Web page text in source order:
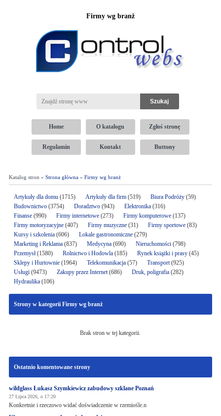
Firmy wg branż
Home O katalogu Zgłoś stronę
Regulamin Kontakt Buttony
Katalog stron » Strona główna» Firmy wg branż
Artykuły dla domu(1715) Artykuły dla firm(519) Biura Podróży(59)
Budownictwo(3754) Doradztwo(943) Elektronika (316)
Finanse(990) Firmy internetowe (273) Firmy komputerowe(137)
Firmy motoryzacyjne(407) Firmy muzyczne(31) Firmy sportowe(83)
Kursy i szkolenia(606) Lokale gastronomiczne(279)
Marketing i Reklama(837) Medycyna(690) Nieruchomości(798)
Przemysł(1580) Rolnictwo i Hodowla(185) Rynek książki i prasy(45)
Sklepy i Hurtownie(1964) Telekomunikacja(57) Transport(925)
Usługi(9473) Zakupy przez Internet(686) Druk, poligrafia(282)
Hydraulika(106)
Strony w kategorii Firmy wg branż
Brak stron w tej kategorii.
Ostatnio komentowane strony
wildglass Łukasz Szymkiewicz zabudowy szklane Poznań
27 Lipca 2026, o 17:20
Konkretnie i rzeczowo widać doświadczenie w rzemiośle.n